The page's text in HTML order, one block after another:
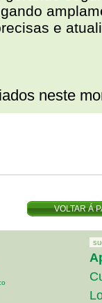
e
neste
VOLTAR Á